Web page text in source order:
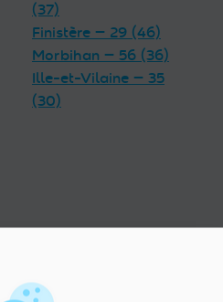
(37)
Finistère — 29 (46)
Morbihan — 56 (36)
Ille-et-Vilaine — 35
(30)